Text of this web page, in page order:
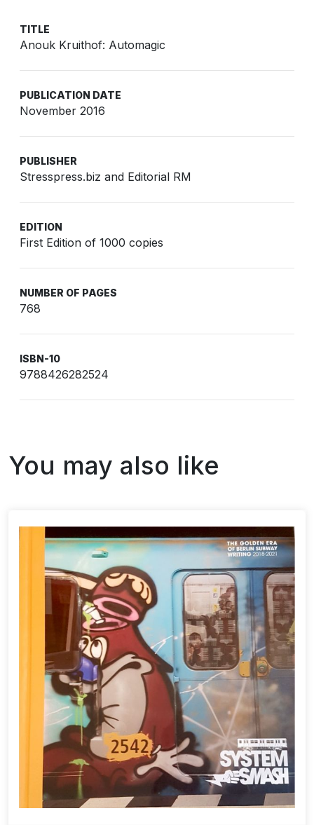
TITLE
Anouk Kruithof: Automagic
PUBLICATION DATE
November 2016
PUBLISHER
Stresspress.biz and Editorial RM
EDITION
First Edition of 1000 copies
NUMBER OF PAGES
768
ISBN-10
9788426282524
You may also like